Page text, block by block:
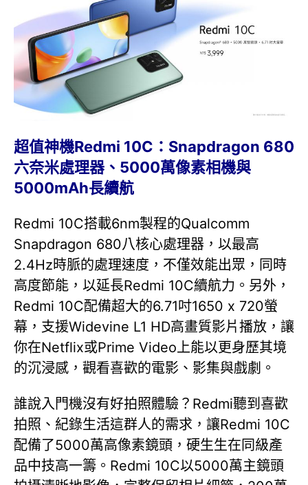
超值神機Redmi 10C：Snapdragon 680
六奈米處理器、5000萬像素相機與
5000mAh長續航
Redmi 10C搭載6nm製程的Qualcomm
Snapdragon 680八核心處理器，以最高
2.4Hz時脈的處理速度，不僅效能出眾，同時
高度節能，以延長Redmi 10C續航力。另外，
Redmi 10C配備超大的6.71吋1650 x 720螢
幕，支援Widevine L1 HD高畫質影片播放，讓
你在Netflix或Prime Video上能以更身歷其境
的沉浸感，觀看喜歡的電影、影集與戲劇。
誰說入門機沒有好拍照體驗？Redmi聽到喜歡
拍照、紀錄生活這群人的需求，讓Redmi 10C
配備了5000萬高像素鏡頭，硬生生在同級產
品中技高一籌。Redmi 10C以5000萬主鏡頭